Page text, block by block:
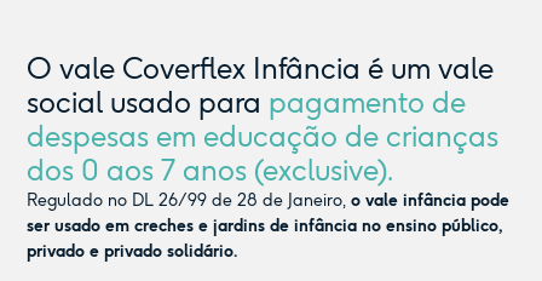
O vale Coverflex Infância é um vale
social usado para pagamento de
despesas em educação de crianças
dos 0 aos 7 anos (exclusive).
Regulado no DL 26/99 de 28 de Janeiro,o vale infância pode
ser usado em creches e jardins de infância no ensino público,
privado e privado solidário.